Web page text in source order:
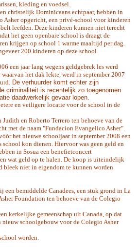
kleding en voedsel.
christelijk Dominicaans echtpaar, hebben in
Asher opgericht, een privé-school voor kinderen
leefden. Deze kinderen kunnen niet terecht
het geen openbare school is draagt de
krijgen op school 1 warme maaltijd per dag.
200 kinderen op deze school
een jaar lang wegens geldgebrek les werd
het dak lekte, werd in september 2007
De verhuurder komt echter zijn
criminaliteit is recentelijk zo toegenomen
daadwerkelijk gevaar lopen.
en veiligere locatie voor de school in de
en Roberto Terrero ten behoeve van de
met de naam "Fundacion Evangelico Asher".
het nieuwe schooljaar in september 2008 een
school kon dienen. Hiervoor was geen geld en
in Sosua een benefietconcert
wat geld op te halen. De koop is uiteindelijk
bleek niet in eigendom te kunnen worden
een bemiddelde Canadees, een stuk grond in La
Foundation ten behoeve van de Colegio
kerkelijke gemeenschap uit Canada, op dat
nieuw schoolgebouw voor de Colegio Asher
worden.